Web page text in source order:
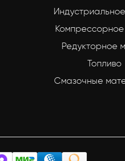
Редукторное
Топливо
Смазочные